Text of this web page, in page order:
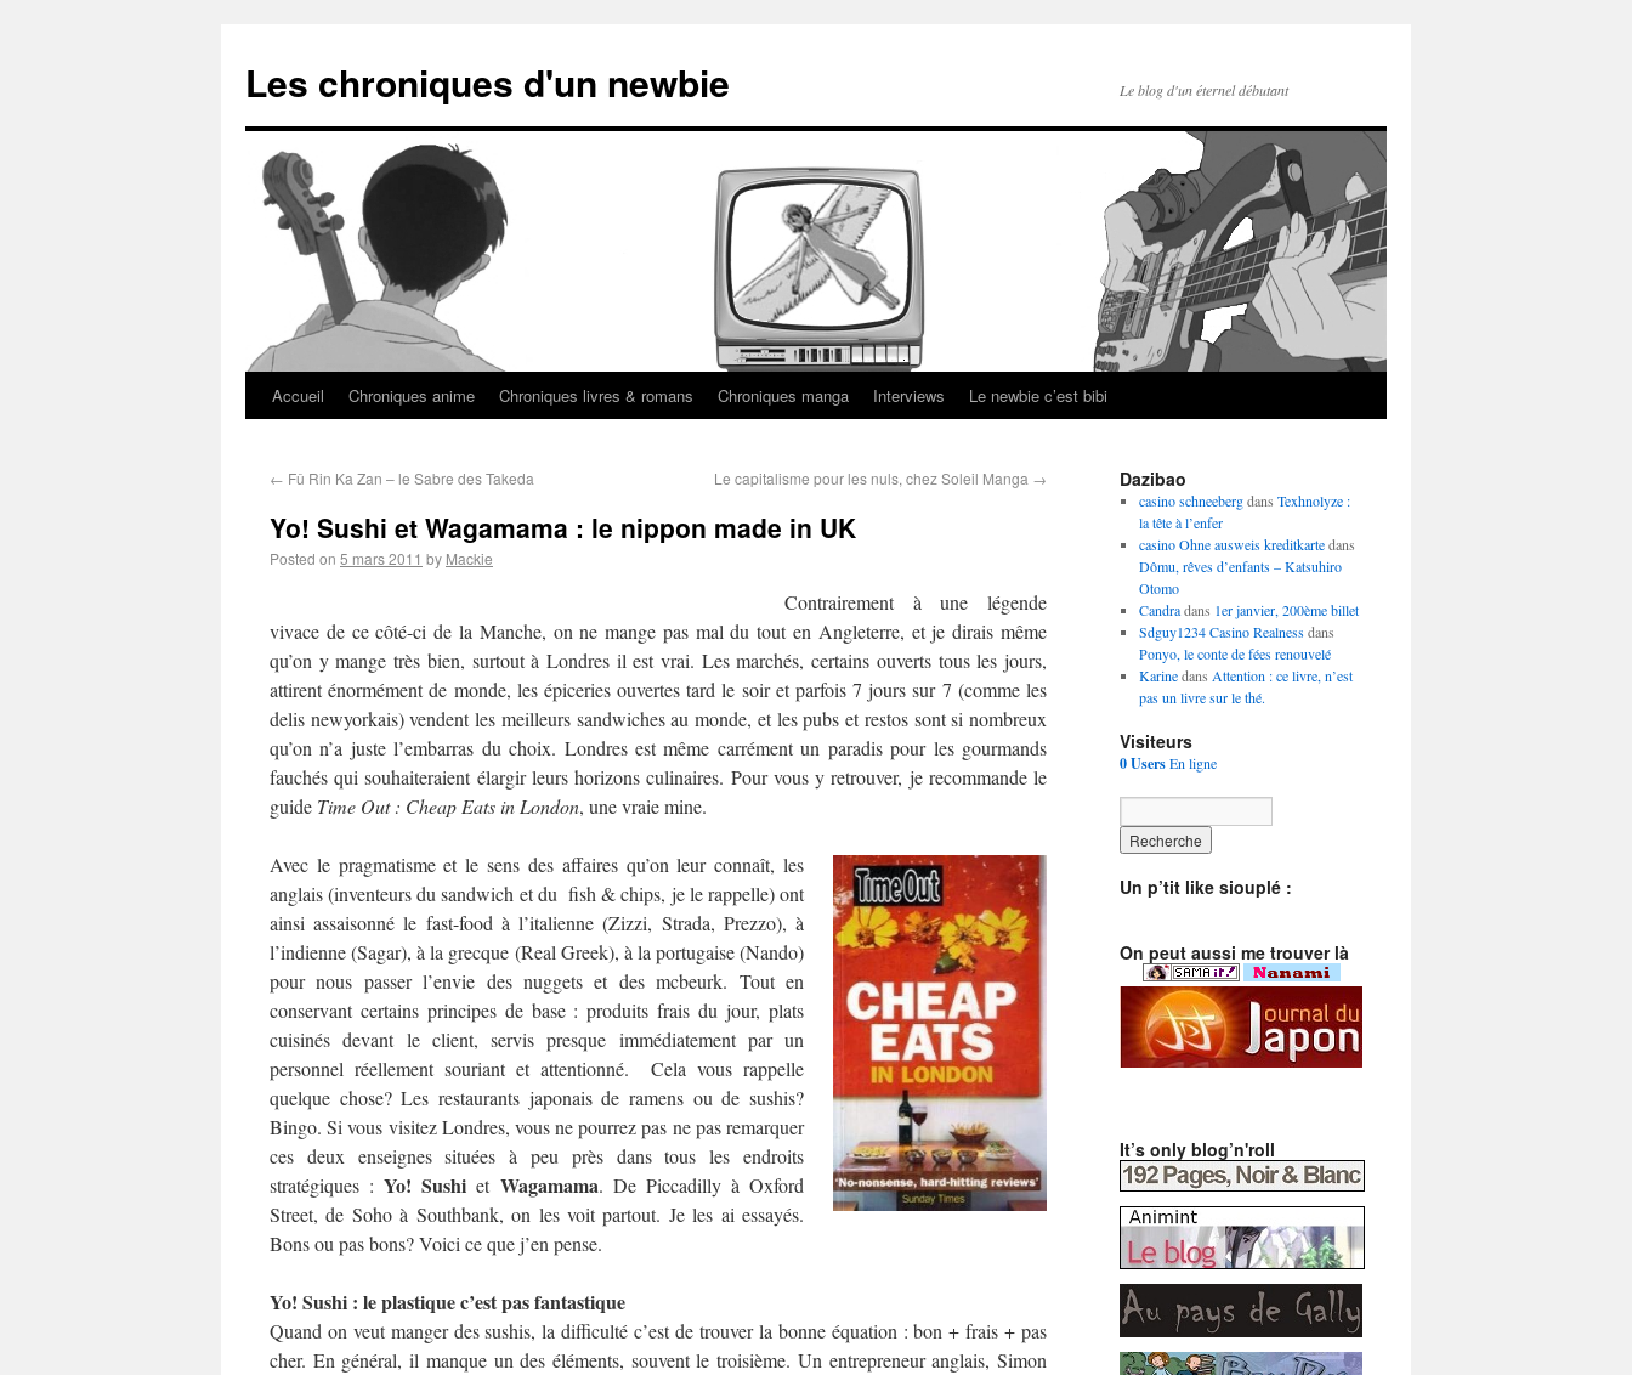
Les chroniques d'un newbie Le blog d'un éternel débutant
Accueil Chroniques anime Chroniques livres & romans Chroniques manga Interviews Le newbie c’est bibi
← Fû Rin Ka Zan – le Sabre des Takeda Le capitalisme pour les nuls, chez Soleil Manga →
Yo! Sushi et Wagamama : le nippon made in UK
Posted on 5 mars 2011 by Mackie
Contrairement à une légende
vivace de ce côté-ci de la Manche, on ne mange pas mal du tout en Angleterre, et je dirais même
qu’on y mange très bien, surtout à Londres il est vrai. Les marchés, certains ouverts tous les jours,
attirent énormément de monde, les épiceries ouvertes tard le soir et parfois 7 jours sur 7 (comme les
delis newyorkais) vendent les meilleurs sandwiches au monde, et les pubs et restos sont si nombreux
qu’on n’a juste l’embarras du choix. Londres est même carrément un paradis pour les gourmands
fauchés qui souhaiteraient élargir leurs horizons culinaires. Pour vous y retrouver, je recommande le
guide Time Out : Cheap Eats in London, une vraie mine.
Avec le pragmatisme et le sens des affaires qu’on leur connaît, les
anglais (inventeurs du sandwich et du fish & chips, je le rappelle) ont
ainsi assaisonné le fast-food à l’italienne (Zizzi, Strada, Prezzo), à
l’indienne (Sagar), à la grecque (Real Greek), à la portugaise (Nando)
pour nous passer l’envie des nuggets et des mcbeurk. Tout en
conservant certains principes de base : produits frais du jour, plats
cuisinés devant le client, servis presque immédiatement par un
personnel réellement souriant et attentionné. Cela vous rappelle
quelque chose? Les restaurants japonais de ramens ou de sushis?
Bingo. Si vous visitez Londres, vous ne pourrez pas ne pas remarquer
ces deux enseignes situées à peu près dans tous les endroits
stratégiques :Yo! Sushi et Wagamama. De Piccadilly à Oxford
Street, de Soho à Southbank, on les voit partout. Je les ai essayés.
Bons ou pas bons? Voici ce que j’en pense.
Yo! Sushi : le plastique c’est pas fantastique
Quand on veut manger des sushis, la difficulté c’est de trouver la bonne équation : bon + frais + pas
cher. En général, il manque un des éléments, souvent le troisième. Un entrepreneur anglais, Simon
Dazibao
casino schneebergdans Texhnolyze :
la tête à l’enfer
casino Ohne ausweis kreditkartedans
Dômu, rêves d’enfants – Katsuhiro
Otomo
Candradans 1er janvier, 200ème billet
Sdguy1234 Casino Realnessdans
Ponyo, le conte de fées renouvelé
Karinedans Attention : ce livre, n’est
pas un livre sur le thé.
Visiteurs
0 UsersEn ligne
Un p’tit like siouplé :
On peut aussi me trouver là
It’s only blog’n'roll